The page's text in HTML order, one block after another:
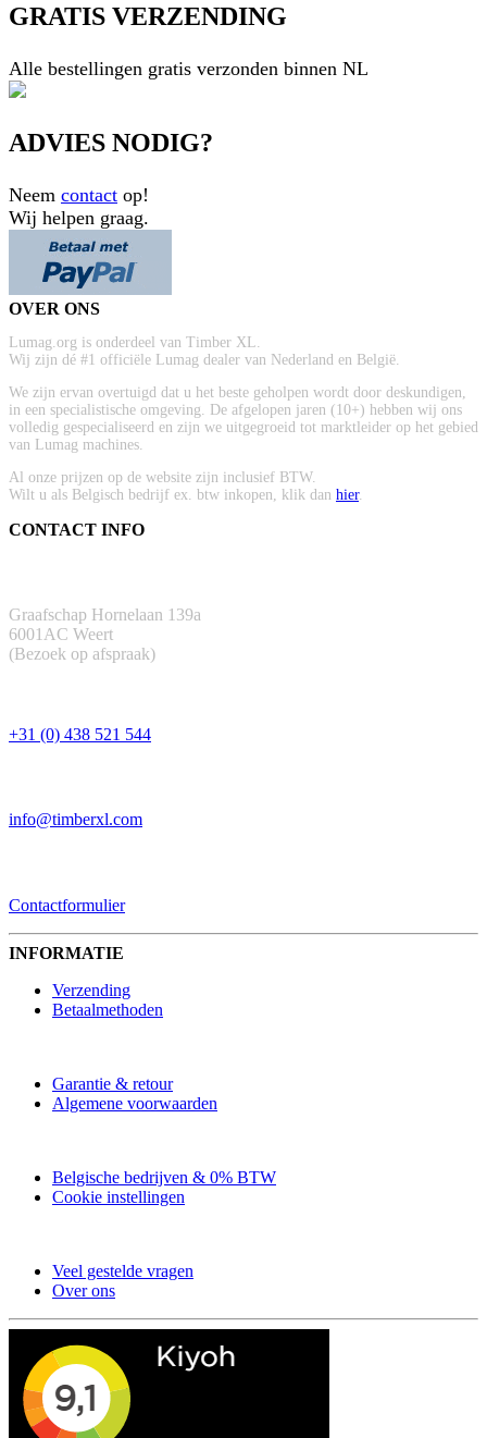
GRATIS VERZENDING
Alle bestellingen gratis verzonden binnen NL
ADVIES NODIG?
Neem contact op!
Wij helpen graag.
OVER ONS
Lumag.org is onderdeel van Timber XL.
Wij zijn dé #1 officiële Lumag dealer van Nederland en België.
We zijn ervan overtuigd dat u het beste geholpen wordt door deskundigen,
in een specialistische omgeving. De afgelopen jaren (10+) hebben wij ons
volledig gespecialiseerd en zijn we uitgegroeid tot marktleider op het gebied
van Lumag machines.
Al onze prijzen op de website zijn inclusief BTW.
Wilt u als Belgisch bedrijf ex. btw inkopen, klik dan hier.
CONTACT INFO
Graafschap Hornelaan 139a
6001AC Weert
(Bezoek op afspraak)
+31 (0) 438 521 544
info@timberxl.com
Contactformulier
INFORMATIE
Verzending
Betaalmethoden
Garantie & retour
Algemene voorwaarden
Belgische bedrijven & 0% BTW
Cookie instellingen
Veel gestelde vragen
Over ons